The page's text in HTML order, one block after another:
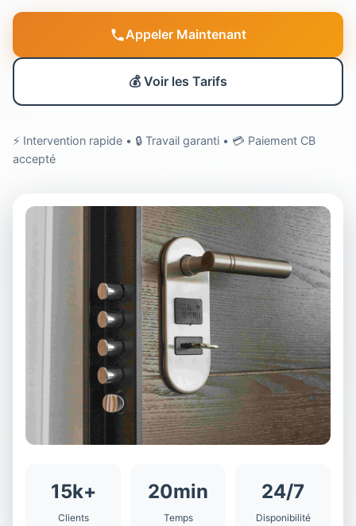
Appeler Maintenant
💰 Voir les Tarifs
⚡ Intervention rapide • 🔒 Travail garanti • 💳 Paiement CB
accepté
15k+
Clients
20min
Temps
24/7
Disponibilité